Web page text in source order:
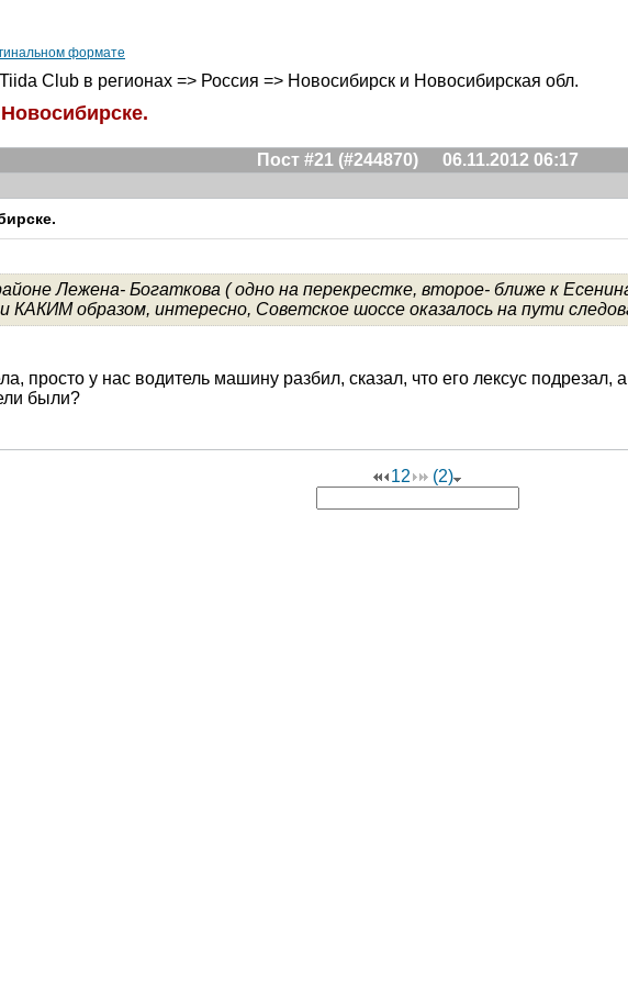
формате
Club в регионах => Россия => Новосибирск и Новосибирская обл.
Пост #21 (#244870)
06.11.2012 06:17
Лежена- Богаткова ( одно на перекрестке, второе- ближе к
образом, интересно, Советское шоссе оказалось на пути
просто у нас водитель машину разбил, сказал, что его лексус
были?
12 (2)